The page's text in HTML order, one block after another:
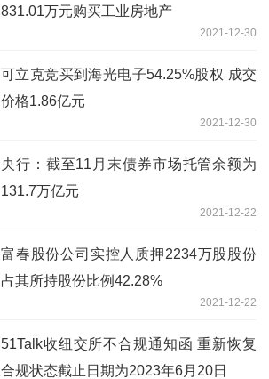
831.01万元购买工业房地产
2021-12-30
可立克竞买到海光电子54.25%股权 成交
价格1.86亿元
2021-12-30
央行：截至11月末债券市场托管余额为
131.7万亿元
2021-12-22
富春股份公司实控人质押2234万股股份
占其所持股份比例42.28%
2021-12-22
51Talk收纽交所不合规通知函 重新恢复
合规状态截止日期为2023年6月20日